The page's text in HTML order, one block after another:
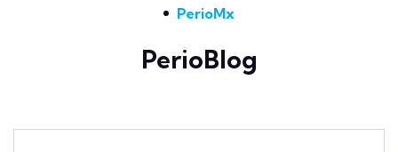
PerioMx
PerioBlog